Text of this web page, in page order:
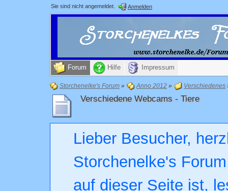
Sie sind nicht angemeldet. Anmelden
Forum Hilfe Impressum
Storchenelke's Forum » Anno 2012 » Verschiedenes
Verschiedene Webcams - Tiere
Lieber Besucher,
Storchenelke's
auf dieser Seite ist,